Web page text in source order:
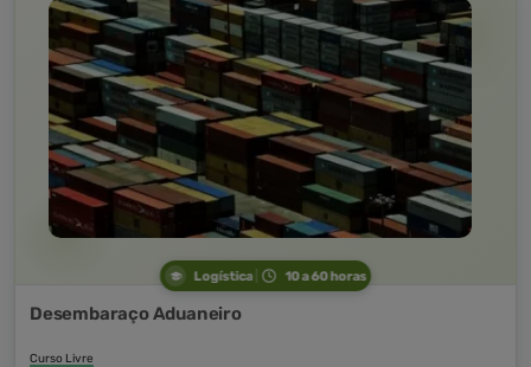
Logística 10 a 60 horas
Desembaraço Aduaneiro
Curso Livre